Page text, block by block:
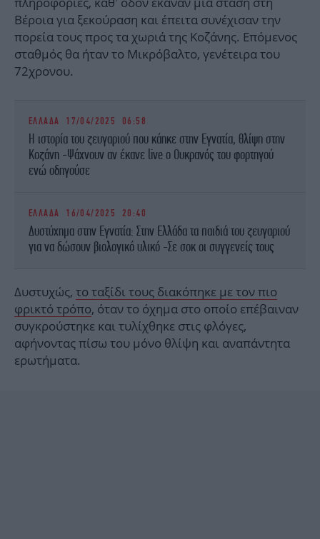
Βέροια για ξεκούραση και έπειτα συνέχισαν την
πορεία τους προς τα χωριά της Κοζάνης. Επόμενος
σταθμός θα ήταν το Μικρόβαλτο, γενέτειρα του
72χρονου.
ΕΛΛΑΔΑ 17/04/2025 06:58
Η ιστορία του ζευγαριού που κάηκε στην Εγνατία, θλίψη στην
Κοζάνη -Ψάχνουν αν έκανε live ο Ουκρανός του φορτηγού
ενώ οδηγούσε
ΕΛΛΑΔΑ 16/04/2025 20:40
Δυστύχημα στην Εγνατία: Στην Ελλάδα τα παιδιά του ζευγαριού
για να δώσουν βιολογικό υλικό -Σε σοκ οι συγγενείς τους
Δυστυχώς, το ταξίδι τους διακόπηκε με τον πιο
φρικτό τρόπο, όταν το όχημα στο οποίο επέβαιναν
συγκρούστηκε και τυλίχθηκε στις φλόγες,
αφήνοντας πίσω του μόνο θλίψη και αναπάντητα
ερωτήματα.